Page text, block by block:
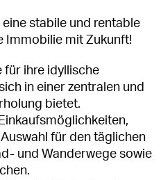
stabile und rentable
Immobilie mit Zukunft!
für ihre idyllische
in einer zentralen und
bietet.
für den täglichen
und Wanderwege sowie